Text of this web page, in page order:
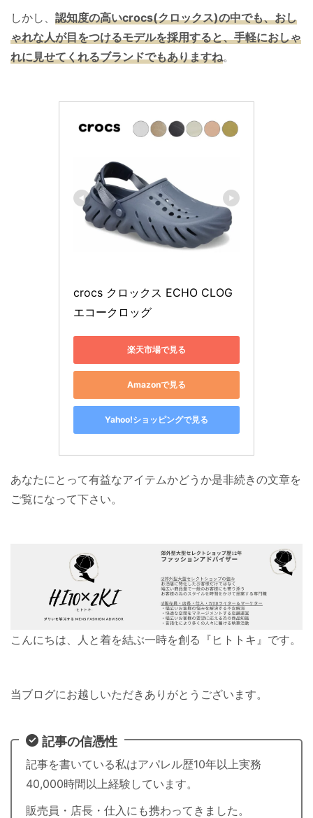
しかし、 認知度の高いcrocs(クロックス)の中でも、おし
ゃれな人が目をつけるモデルを採用すると、手軽におしゃ
れに見せてくれるブランドでもありますね。
crocs クロックス ECHO CLOG
エコークロッグ
楽天市場で見る
Amazonで見る
Yahoo!ショッピングで見る
あなたにとって有益なアイテムかどうか是非続きの文章を
ご覧になって下さい。
こんにちは、人と着を結ぶ一時を創る『ヒトトキ』です。
当ブログにお越しいただきありがとうございます。
記事の信憑性
記事を書いている私はアパレル歴10年以上実務
40,000時間以上経験しています。
販売員・店長・仕入にも携わってきました。